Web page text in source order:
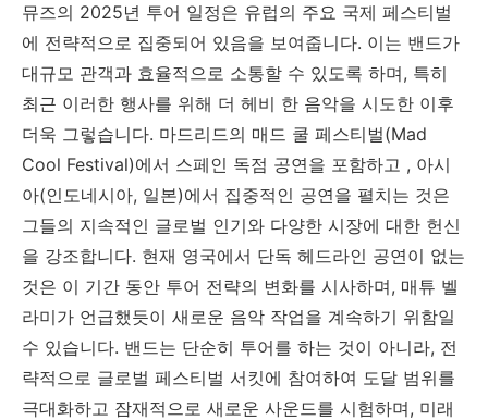
뮤즈의 2025년 투어 일정은 유럽의 주요 국제 페스티벌
에 전략적으로 집중되어 있음을 보여줍니다. 이는 밴드가
대규모 관객과 효율적으로 소통할 수 있도록 하며, 특히
최근 이러한 행사를 위해 더 헤비 한 음악을 시도한 이후
더욱 그렇습니다. 마드리드의 매드 쿨 페스티벌(Mad
Cool Festival)에서 스페인 독점 공연을 포함하고 , 아시
아(인도네시아, 일본)에서 집중적인 공연을 펼치는 것은
그들의 지속적인 글로벌 인기와 다양한 시장에 대한 헌신
을 강조합니다. 현재 영국에서 단독 헤드라인 공연이 없는
것은 이 기간 동안 투어 전략의 변화를 시사하며, 매튜 벨
라미가 언급했듯이 새로운 음악 작업을 계속하기 위함일
수 있습니다. 밴드는 단순히 투어를 하는 것이 아니라, 전
략적으로 글로벌 페스티벌 서킷에 참여하여 도달 범위를
극대화하고 잠재적으로 새로운 사운드를 시험하며, 미래